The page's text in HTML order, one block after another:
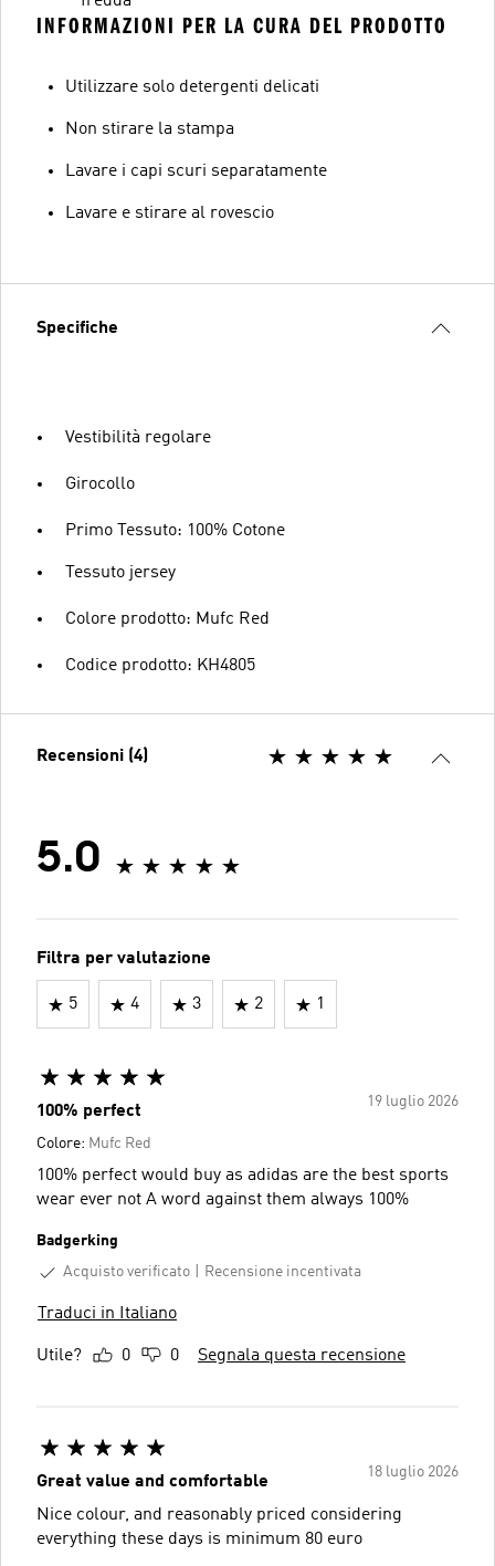
INFORMAZIONI PER LA CURA DEL PRODOTTO
Utilizzare solo detergenti delicati
Non stirare la stampa
Lavare i capi scuri separatamente
Lavare e stirare al rovescio
Specifiche
Vestibilità regolare
Girocollo
Primo Tessuto: 100% Cotone
Tessuto jersey
Colore prodotto: Mufc Red
Codice prodotto: KH4805
Recensioni (4)
5.0
Filtra per valutazione
5 4 3 2 1
19 luglio 2026
100% perfect
Colore: Mufc Red
100% perfect would buy as adidas are the best sports
wear ever not A word against them always 100%
Badgerking
Acquisto verificato
Recensione incentivata
Traduci in Italiano
Utile? 0 0 Segnala questa recensione
18 luglio 2026
Great value and comfortable
Nice colour, and reasonably priced considering
everything these days is minimum 80 euro